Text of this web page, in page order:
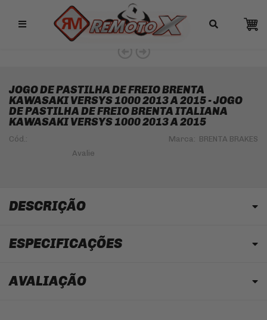
Remotox
10% OFF NO PIX
JOGO DE PASTILHA DE FREIO BRENTA
KAWASAKI VERSYS 1000 2013 A 2015 - JOGO
DE PASTILHA DE FREIO BRENTA ITALIANA
KAWASAKI VERSYS 1000 2013 A 2015
Cód.: Marca: BRENTA BRAKES
DESCRIÇÃO
ESPECIFICAÇÕES
AVALIAÇÃO